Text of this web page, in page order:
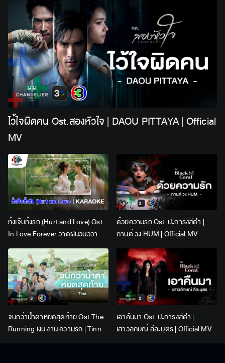
ไว้ใจผิดคน Ost.สองหัวใจ | DAOU PITTAYA | Official
MV
ทั้งเจ็บทั้งรัก (Hurt and Love) Ost.
In Love Forever วาดฝันวันวิวาห์ |
Lingling Kwong x Orm
Kornnaphat | Official Karaoke
ด้วยความรัก Ost. ปะการังสีดำ |
กานต์ วง HUM | Official MV
จนกว่าน้ำตาหยดสุดท้าย Ost.The
Running เงิน งาน ความรัก | Tinn |
เอาคืนมา Ost. ปะการังสีดำ |
เสาวลักษณ์ ลีละบุตร | Official MV